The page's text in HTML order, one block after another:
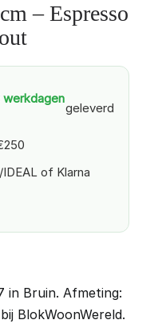
– Espresso
werkdagen
geleverd
of Klarna
in Bruin. Afmeting:
BlokWoonWereld.